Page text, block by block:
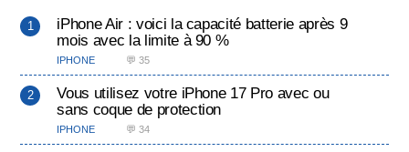
iPhone Air : voici la capacité batterie après 9
mois avec la limite à 90 %
IPHONE 💬 35
Vous utilisez votre iPhone 17 Pro avec ou
sans coque de protection
IPHONE 💬 34